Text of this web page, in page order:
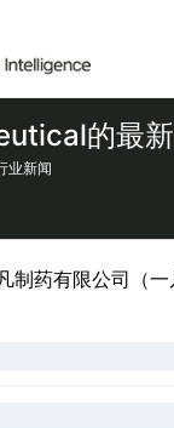
的最
业新闻
药有限公司（